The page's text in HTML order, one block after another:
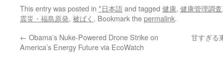
This entry was posted in *日本語and tagged 健康, 健康管理調査
震災・福島原発, 被ばく . Bookmark thepermalink.
← Obama’s Nuke-Powered Drone Strike on
America’s Energy Future via EcoWatch
甘すぎる